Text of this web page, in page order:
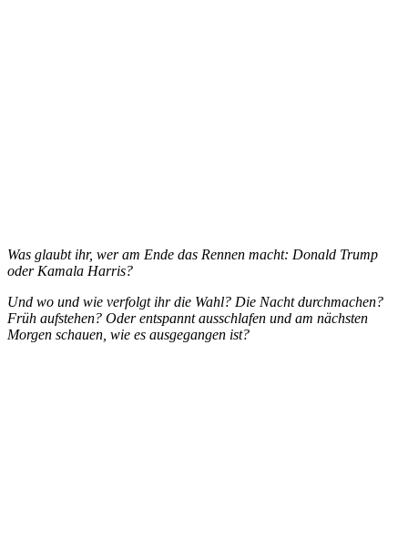
Was glaubt ihr, wer am Ende das Rennen macht: Donald Trump
oder Kamala Harris?
Und wo und wie verfolgt ihr die Wahl? Die Nacht durchmachen?
Früh aufstehen? Oder entspannt ausschlafen und am nächsten
Morgen schauen, wie es ausgegangen ist?